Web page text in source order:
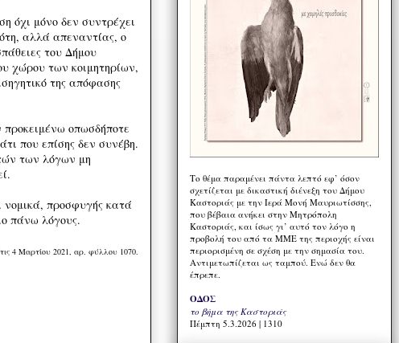
όχι μόνο δεν συντρέχει
αλλά απεναντίας, ο
του Δήμου
χώρου των κοιμητηρίων,
της απόφασης
οπωσδήποτε
που επίσης δεν συνέβη.
των λόγων μη
νομικά, προσφυγής κατά
πάνω λόγους.
4 Μαρτίου 2021, αρ. φύλλου 1070.
Το θέμα παραμένει πάντα λεπτό εφ’ όσον
σχετίζεται με δικαστική διένεξη του Δήμου
Καστοριάς με την Ιερά Μονή Μαυριωτίσσης,
που βέβαια ανήκει στην Μητρόπολη
Καστοριάς, και ίσως γι’ αυτό τον λόγο η
προβολή του από τα ΜΜΕ της περιοχής είναι
περιορισμένη σε σχέση με την σημασία του.
Αντιμετωπίζεται ως ταμπού. Ενώ δεν θα
έπρεπε.
ΟΔΟΣ
το βήμα της Καστοριάς
Πέμπτη 5.3.2026 | 1310